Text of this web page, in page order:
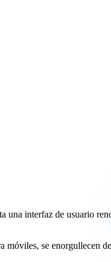
una interfaz de usuario
móviles, se enorgullecen